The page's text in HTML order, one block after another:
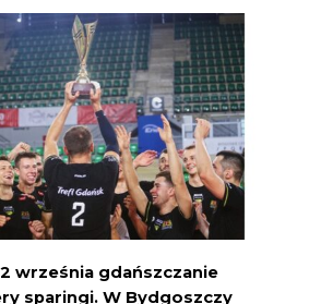
września gdańszczanie
sparingi. W Bydgoszczy